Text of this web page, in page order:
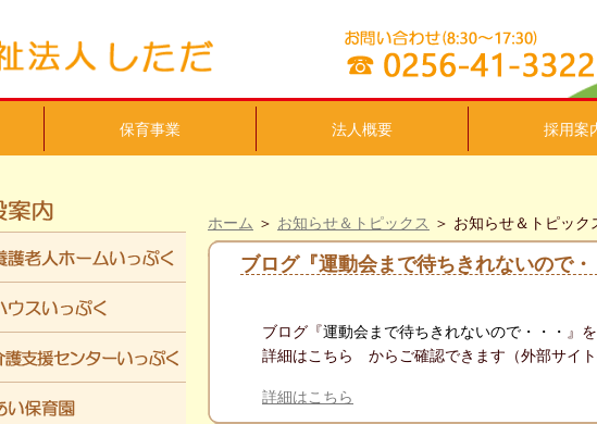
保育事業 法人概要 採用案
ホーム ＞ お知らせ＆トピックス ＞ お知らせ＆トピック
ブログ『運動会まで待ちきれないので
ブログ『運動会まで待ちきれないので・・・ 』
詳細はこちら からご確認できます（外部サイ
詳細はこちら